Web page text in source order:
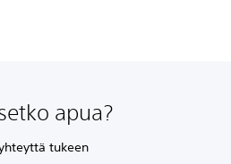
apua?
tukeen